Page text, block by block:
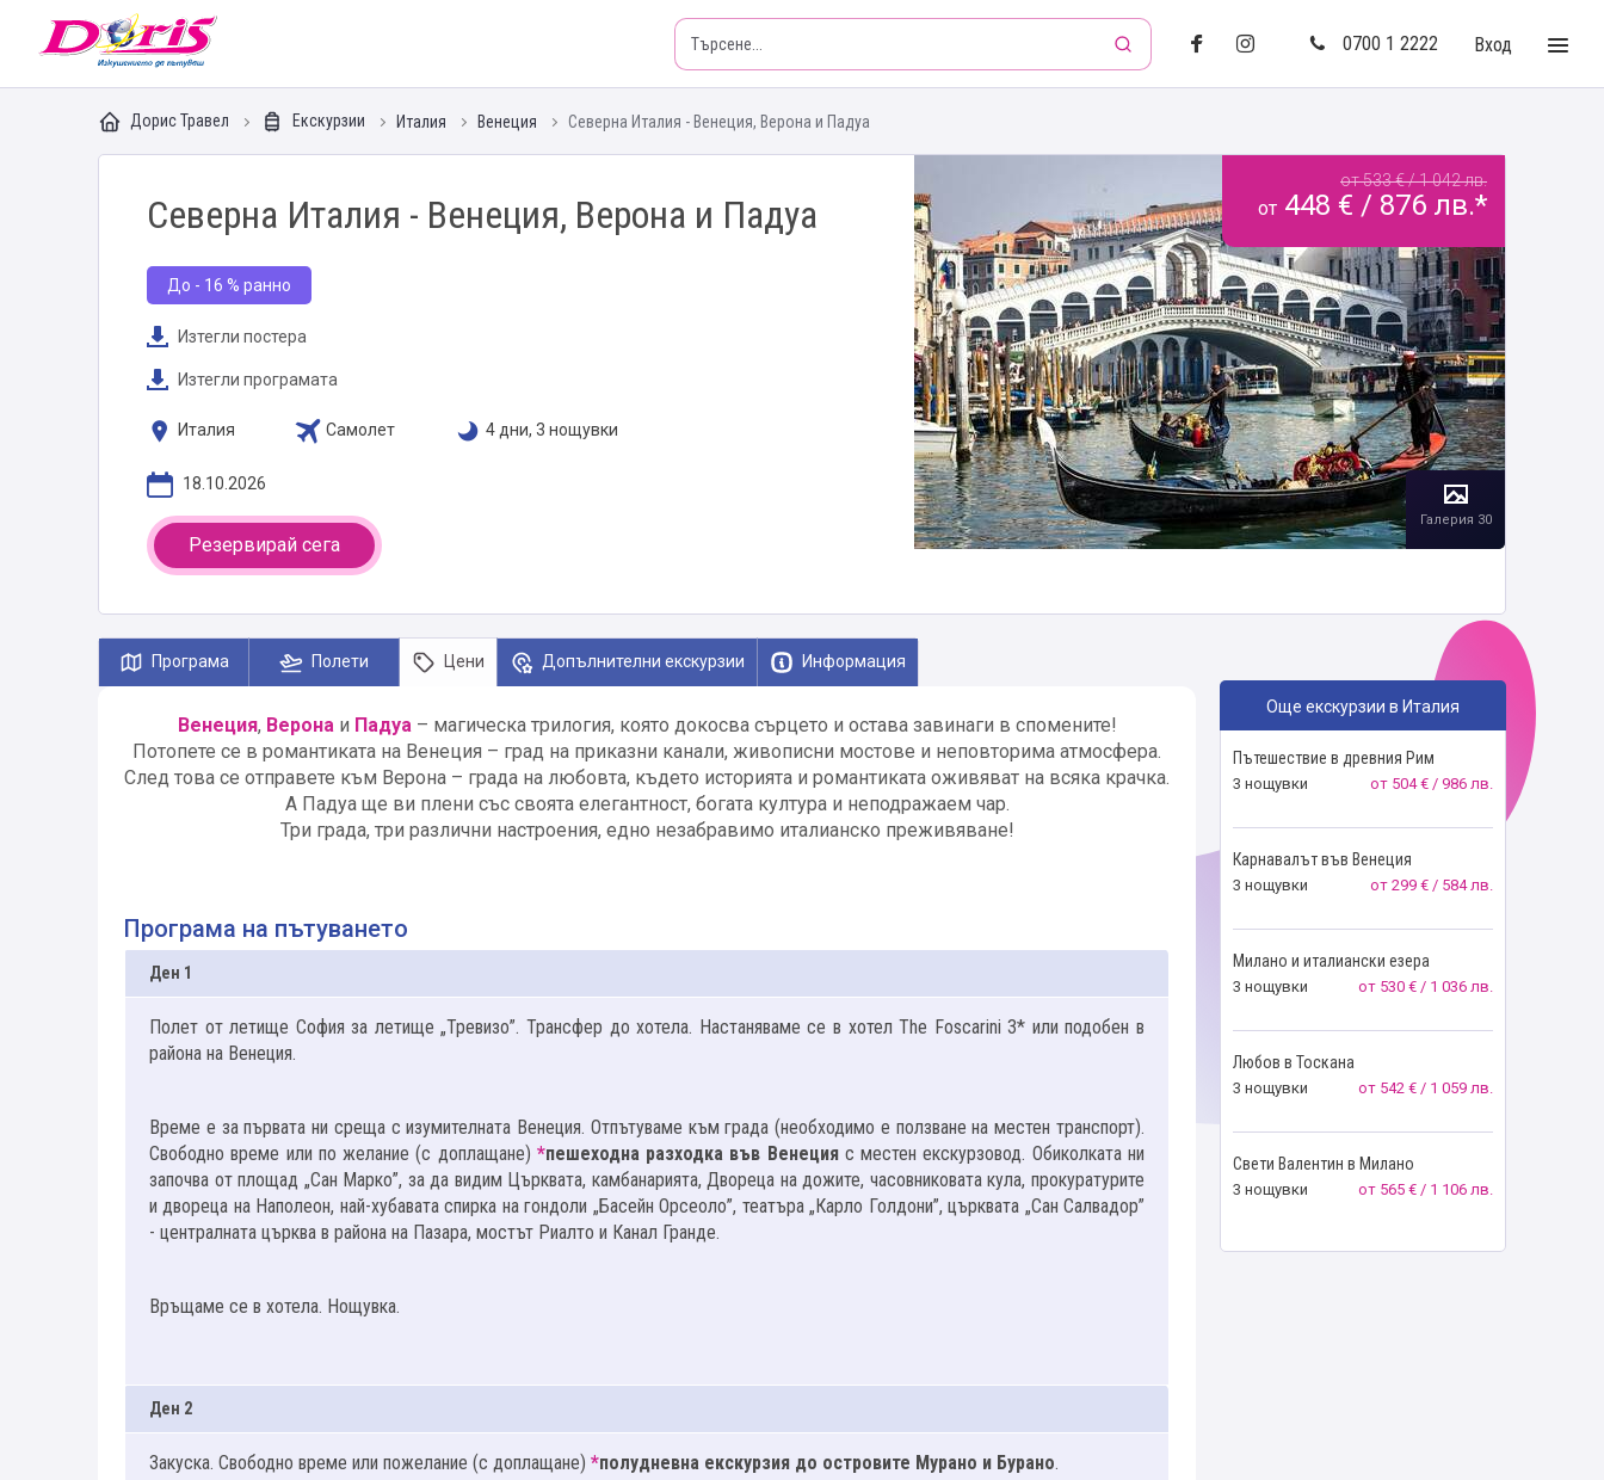
Doris - Изкушението да пътуваш
0700 1 2222
Вход
Дорис Травел Екскурзии Италия Венеция Северна Италия - Венеция, Верона и Падуа
Северна Италия - Венеция, Верона и Падуа
До - 16 % ранно
Изтегли постера
Изтегли програмата
Италия Самолет 4 дни, 3 нощувки
18.10.2026
Резервирай сега
от 533 € / 1 042 лв.
от 448 € / 876 лв.*
Галерия 30
Програма Полети Цени Допълнителни екскурзии Информация
Венеция, Верона и Падуа – магическа трилогия, която докосва сърцето и остава завинаги в спомените!
Потопете се в романтиката на Венеция – град на приказни канали, живописни мостове и неповторима атмосфера.
След това се отправете към Верона – града на любовта, където историята и романтиката оживяват на всяка крачка.
А Падуа ще ви плени със своята елегантност, богата култура и неподражаем чар.
Три града, три различни настроения, едно незабравимо италианско преживяване!
Програма на пътуването
Ден 1
Полет от летище София за летище „Тревизо”. Трансфер до хотела. Настаняваме се в хотел The Foscarini 3* или подобен в
района на Венеция.
Време е за първата ни среща с изумителната Венеция. Отпътуваме към града (необходимо е ползване на местен транспорт).
Свободно време или по желание (с доплащане) *пешеходна разходка във Венецияс местен екскурзовод. Обиколката ни
започва от площад „Сан Марко”, за да видим Църквата, камбанарията, Двореца на дожите, часовниковата кула, прокуратурите
и двореца на Наполеон, най-хубавата спирка на гондоли „Басейн Орсеоло”, театъра „Карло Голдони”, църквата „Сан Салвадор”
- централната църква в района на Пазара, мостът Риалто и Канал Гранде.
Връщаме се в хотела. Нощувка.
Ден 2
Закуска. Свободно време или пожелание (с доплащане) *полудневна екскурзия до островите Мурано и Бурано.
Още екскурзии в Италия
Пътешествие в древния Рим
3 нощувки от 504 € / 986 лв.
Карнавалът във Венеция
3 нощувки от 299 € / 584 лв.
Милано и италиански езера
3 нощувки от 530 € / 1 036 лв.
Любов в Тоскана
3 нощувки от 542 € / 1 059 лв.
Свети Валентин в Милано
3 нощувки от 565 € / 1 106 лв.